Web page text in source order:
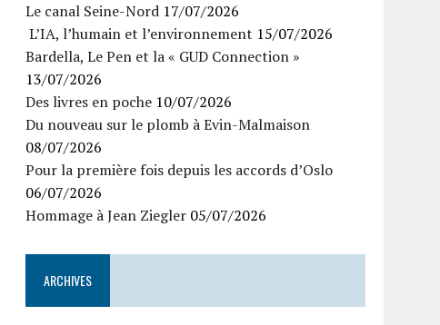
Le canal Seine-Nord 17/07/2026
L’IA, l’humain et l’environnement 15/07/2026
Bardella, Le Pen et la « GUD Connection »
13/07/2026
Des livres en poche 10/07/2026
Du nouveau sur le plomb à Evin-Malmaison
08/07/2026
Pour la première fois depuis les accords d’Oslo
06/07/2026
Hommage à Jean Ziegler 05/07/2026
ARCHIVES